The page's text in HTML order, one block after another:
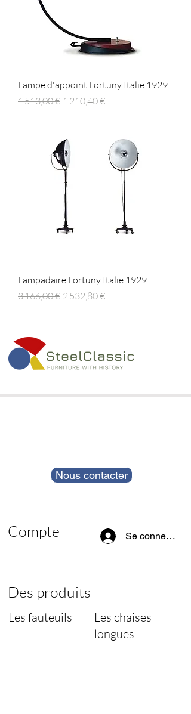
Lampe d'appoint Fortuny Italie 1929
Prix original
1 513,00 € Prix promotionnel
1 210,40 €
Lampadaire Fortuny Italie 1929
Prix original
3 166,00 € Prix promotionnel
2 532,80 €
Nous contacter
Compte Se connecter
Des produits
Les fauteuils
Les chaises
longues